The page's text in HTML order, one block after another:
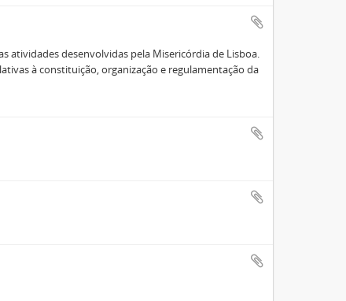
atividades desenvolvidas pela Misericórdia de Lisboa.
à constituição, organização e regulamentação da